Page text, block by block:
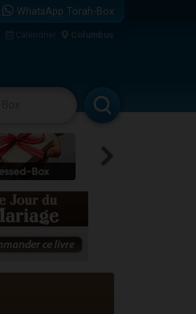
WhatsApp Torah-Box
Calendrier Columbus